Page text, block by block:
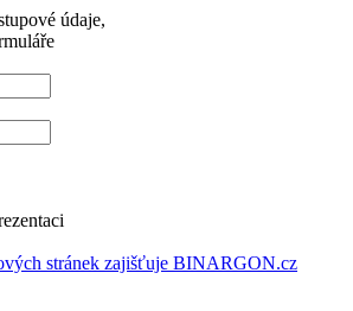
údaje,
stránek zajišťuje BINARGON.cz